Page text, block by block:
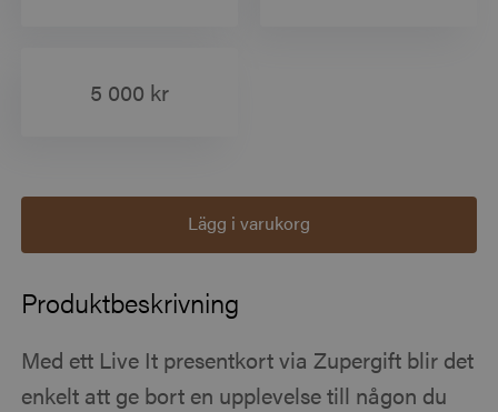
5 000 kr
Lägg i varukorg
Produktbeskrivning
Med ett Live It presentkort via Zupergift blir det
enkelt att ge bort en upplevelse till någon du